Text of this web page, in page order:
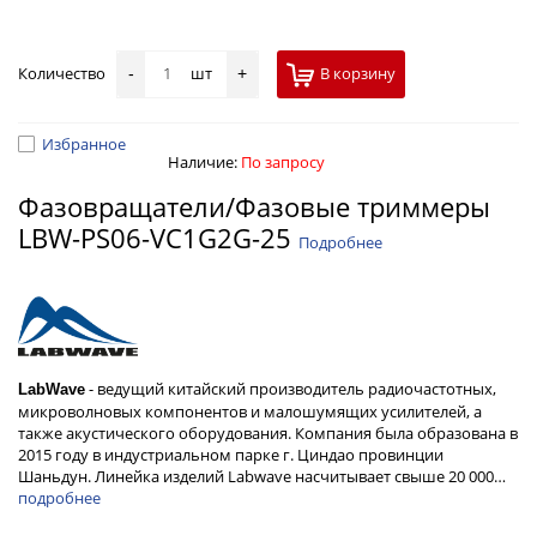
Количество - шт + В корзину
Избранное
Наличие: По запросу
Фазовращатели/Фазовые триммеры
LBW-PS06-VC1G2G-25 Подробнее
LabWave - ведущий китайский производитель радиочастотных,
микроволновых компонентов и малошумящих усилителей, а
также акустического оборудования. Компания была образована в
2015 году в индустриальном парке г. Циндао провинции
Шаньдун. Линейка изделий Labwave насчитывает свыше 20 000…
подробнее